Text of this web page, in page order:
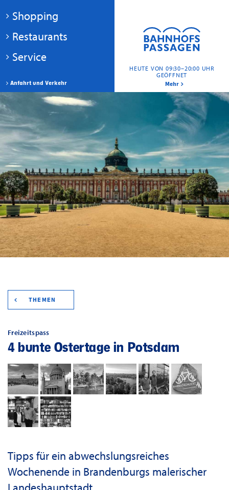
HEUTE VON 09:30–20:00 UHR
GEÖFFNET
Mehr
Anfahrt und Verkehr
Shopping
Restaurants
Service
THEMEN
Freizeitspass
4 bunte Ostertage in Potsdam
Tipps für ein abwechslungsreiches
Wochenende in Brandenburgs malerischer